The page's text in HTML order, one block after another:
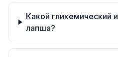
Какой гликемический
лапша?